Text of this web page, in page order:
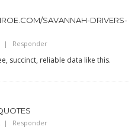
SAVANNAH-DRIVERS-
Responder
succinct, reliable data like this.
Responder